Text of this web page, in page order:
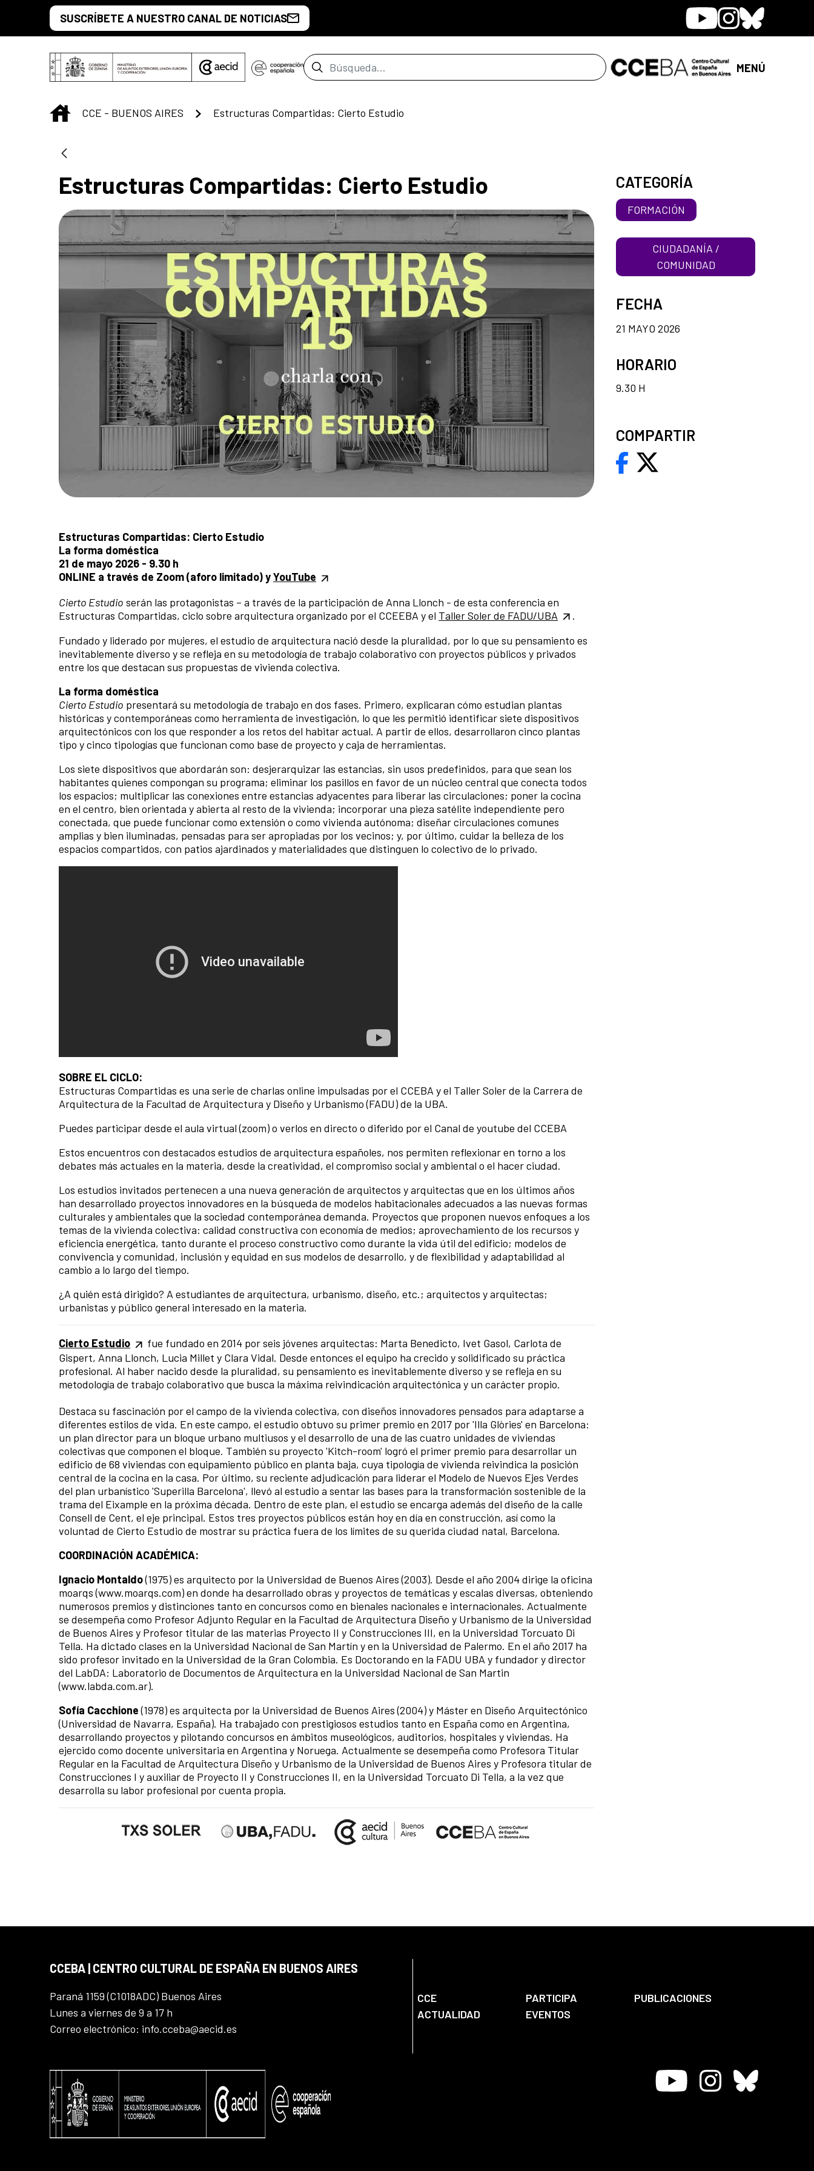
Saltar al contenido principal
SUSCRÍBETE A NUESTRO CANAL DE NOTICIAS YoutubeInstagram
Bluesky
Barra de búsqueda MENÚ
INICIO
CCE - BUENOS AIRES Estructuras Compartidas: Cierto Estudio
Estructuras Compartidas: Cierto Estudio
Estructuras Compartidas: Cierto Estudio
La forma doméstica
21 de mayo 2026 - 9.30 h
ONLINE a través de Zoom (aforo limitado) yYouTube
Cierto Estudio serán las protagonistas – a través de la participación de Anna Llonch - de esta conferencia en
Estructuras Compartidas, ciclo sobre arquitectura organizado por el CCEEBA y el Taller Soler de FADU/UBA
.
Fundado y liderado por mujeres, el estudio de arquitectura nació desde la pluralidad, por lo que su pensamiento es
inevitablemente diverso y se refleja en su metodología de trabajo colaborativo con proyectos públicos y privados
entre los que destacan sus propuestas de vivienda colectiva.
La forma doméstica
Cierto Estudio presentará su metodología de trabajo en dos fases. Primero, explicaran cómo estudian plantas
históricas y contemporáneas como herramienta de investigación, lo que les permitió identificar siete dispositivos
arquitectónicos con los que responder a los retos del habitar actual. A partir de ellos, desarrollaron cinco plantas
tipo y cinco tipologías que funcionan como base de proyecto y caja de herramientas.
Los siete dispositivos que abordarán son: desjerarquizar las estancias, sin usos predefinidos, para que sean los
habitantes quienes compongan su programa; eliminar los pasillos en favor de un núcleo central que conecta todos
los espacios; multiplicar las conexiones entre estancias adyacentes para liberar las circulaciones; poner la cocina
en el centro, bien orientada y abierta al resto de la vivienda; incorporar una pieza satélite independiente pero
conectada, que puede funcionar como extensión o como vivienda autónoma; diseñar circulaciones comunes
amplias y bien iluminadas, pensadas para ser apropiadas por los vecinos; y, por último, cuidar la belleza de los
espacios compartidos, con patios ajardinados y materialidades que distinguen lo colectivo de lo privado.
SOBRE EL CICLO:
Estructuras Compartidas es una serie de charlas online impulsadas por el CCEBA y el Taller Soler de la Carrera de
Arquitectura de la Facultad de Arquitectura y Diseño y Urbanismo (FADU) de la UBA.
Puedes participar desde el aula virtual (zoom) o verlos en directo o diferido por el Canal de youtube del CCEBA
Estos encuentros con destacados estudios de arquitectura españoles, nos permiten reflexionar en torno a los
debates más actuales en la materia, desde la creatividad, el compromiso social y ambiental o el hacer ciudad.
Los estudios invitados pertenecen a una nueva generación de arquitectos y arquitectas que en los últimos años
han desarrollado proyectos innovadores en la búsqueda de modelos habitacionales adecuados a las nuevas formas
culturales y ambientales que la sociedad contemporánea demanda. Proyectos que proponen nuevos enfoques a los
temas de la vivienda colectiva: calidad constructiva con economía de medios; aprovechamiento de los recursos y
eficiencia energética, tanto durante el proceso constructivo como durante la vida útil del edificio; modelos de
convivencia y comunidad, inclusión y equidad en sus modelos de desarrollo, y de flexibilidad y adaptabilidad al
cambio a lo largo del tiempo.
¿A quién está dirigido? A estudiantes de arquitectura, urbanismo, diseño, etc.; arquitectos y arquitectas;
urbanistas y público general interesado en la materia.
Cierto Estudio
fue fundado en 2014 por seis jóvenes arquitectas: Marta Benedicto, Ivet Gasol, Carlota de
Gispert, Anna Llonch, Lucia Millet y Clara Vidal. Desde entonces el equipo ha crecido y solidificado su práctica
profesional. Al haber nacido desde la pluralidad, su pensamiento es inevitablemente diverso y se refleja en su
metodología de trabajo colaborativo que busca la máxima reivindicación arquitectónica y un carácter propio.
Destaca su fascinación por el campo de la vivienda colectiva, con diseños innovadores pensados para adaptarse a
diferentes estilos de vida. En este campo, el estudio obtuvo su primer premio en 2017 por 'Illa Glòries' en Barcelona:
un plan director para un bloque urbano multiusos y el desarrollo de una de las cuatro unidades de viviendas
colectivas que componen el bloque. También su proyecto 'Kitch-room' logró el primer premio para desarrollar un
edificio de 68 viviendas con equipamiento público en planta baja, cuya tipología de vivienda reivindica la posición
central de la cocina en la casa. Por último, su reciente adjudicación para liderar el Modelo de Nuevos Ejes Verdes
del plan urbanístico 'Superilla Barcelona', llevó al estudio a sentar las bases para la transformación sostenible de la
trama del Eixample en la próxima década. Dentro de este plan, el estudio se encarga además del diseño de la calle
Consell de Cent, el eje principal. Estos tres proyectos públicos están hoy en día en construcción, así como la
voluntad de Cierto Estudio de mostrar su práctica fuera de los límites de su querida ciudad natal, Barcelona.
COORDINACIÓN ACADÉMICA:
Ignacio Montaldo(1975) es arquitecto por la Universidad de Buenos Aires (2003). Desde el año 2004 dirige la oficina
moarqs (www.moarqs.com) en donde ha desarrollado obras y proyectos de temáticas y escalas diversas, obteniendo
numerosos premios y distinciones tanto en concursos como en bienales nacionales e internacionales. Actualmente
se desempeña como Profesor Adjunto Regular en la Facultad de Arquitectura Diseño y Urbanismo de la Universidad
de Buenos Aires y Profesor titular de las materias Proyecto II y Construcciones III, en la Universidad Torcuato Di
Tella. Ha dictado clases en la Universidad Nacional de San Martín y en la Universidad de Palermo. En el año 2017 ha
sido profesor invitado en la Universidad de la Gran Colombia. Es Doctorando en la FADU UBA y fundador y director
del LabDA: Laboratorio de Documentos de Arquitectura en la Universidad Nacional de San Martin
(www.labda.com.ar).
Sofía Cacchione(1978) es arquitecta por la Universidad de Buenos Aires (2004) y Máster en Diseño Arquitectónico
(Universidad de Navarra, España). Ha trabajado con prestigiosos estudios tanto en España como en Argentina,
desarrollando proyectos y pilotando concursos en ámbitos museológicos, auditorios, hospitales y viviendas. Ha
ejercido como docente universitaria en Argentina y Noruega. Actualmente se desempeña como Profesora Titular
Regular en la Facultad de Arquitectura Diseño y Urbanismo de la Universidad de Buenos Aires y Profesora titular de
Construcciones I y auxiliar de Proyecto II y Construcciones II, en la Universidad Torcuato Di Tella, a la vez que
desarrolla su labor profesional por cuenta propia.
CATEGORÍA
FORMACIÓN
CIUDADANÍA /
COMUNIDAD
FECHA
21 MAYO 2026
HORARIO
9.30 H
COMPARTIR
CCEBA | CENTRO CULTURAL DE ESPAÑA EN BUENOS AIRES
Paraná 1159 (C1018ADC) Buenos Aires
Lunes a viernes de 9 a 17 h
Correo electrónico: info.cceba@aecid.es
CCE PARTICIPA
PUBLICACIONES
ACTUALIDAD
EVENTOS
Youtube InstagramBluesky